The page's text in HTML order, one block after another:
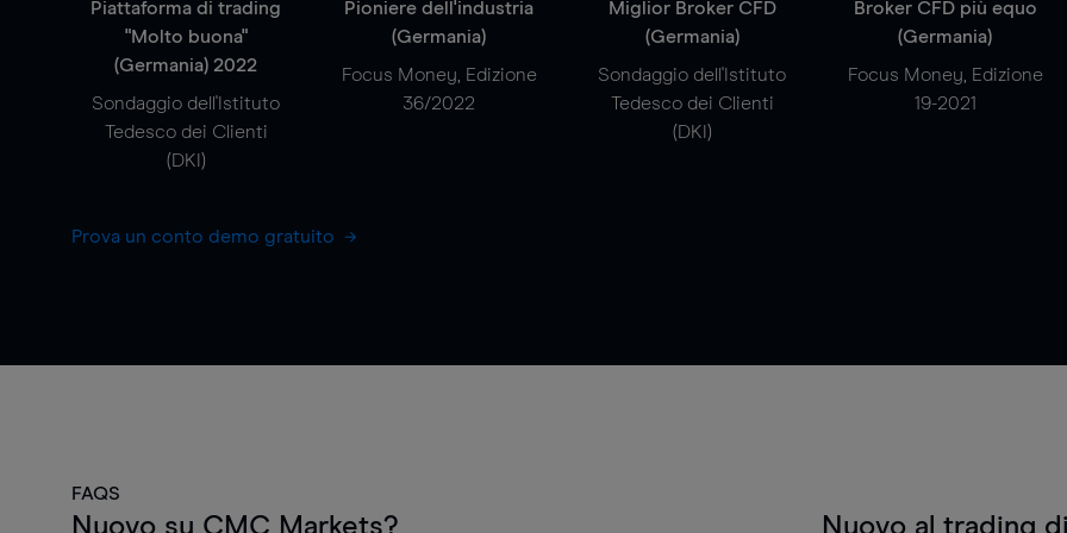
Piattaforma di trading
"Molto buona"
(Germania) 2022
Sondaggio dell'Istituto
Tedesco dei Clienti
(DKI)
Pioniere dell'industria
(Germania)
Focus Money, Edizione
36/2022
Miglior Broker CFD
(Germania)
Sondaggio dell'Istituto
Tedesco dei Clienti
(DKI)
Broker CFD più equo
(Germania)
Focus Money, Edizione
19-2021
Prova un conto demo gratuito
FAQS
Nuovo su CMC Markets? Nuovo al trading